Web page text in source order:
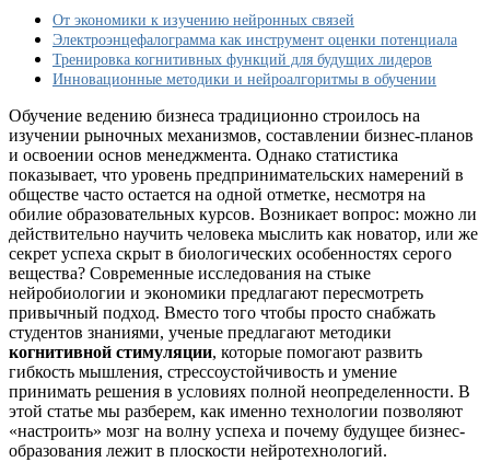
развивать
врожденные
навыки
предпринимателя
и
гибкость
мышления
для
бизнеса
От экономики к изучению нейронных связей
Электроэнцефалограмма как инструмент оценки потенциала
Тренировка когнитивных функций для будущих лидеров
Инновационные методики и нейроалгоритмы в обучении
Обучение ведению бизнеса традиционно строилось на
изучении рыночных механизмов, составлении бизнес-планов
и освоении основ менеджмента. Однако статистика
показывает, что уровень предпринимательских намерений в
обществе часто остается на одной отметке, несмотря на
обилие образовательных курсов. Возникает вопрос: можно ли
действительно научить человека мыслить как новатор, или же
секрет успеха скрыт в биологических особенностях серого
вещества? Современные исследования на стыке
нейробиологии и экономики предлагают пересмотреть
привычный подход. Вместо того чтобы просто снабжать
студентов знаниями, ученые предлагают методики
когнитивной стимуляции, которые помогают развить
гибкость мышления, стрессоустойчивость и умение
принимать решения в условиях полной неопределенности. В
этой статье мы разберем, как именно технологии позволяют
«настроить» мозг на волну успеха и почему будущее бизнес-
образования лежит в плоскости нейротехнологий.